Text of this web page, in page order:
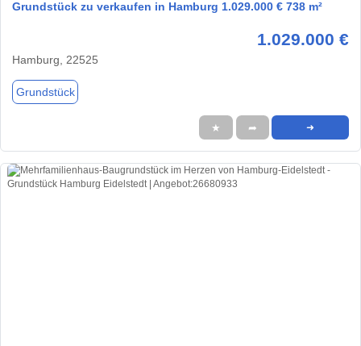
Grundstück zu verkaufen in Hamburg 1.029.000 € 738 m²
1.029.000 €
Hamburg, 22525
Grundstück
★ ➦ ➜